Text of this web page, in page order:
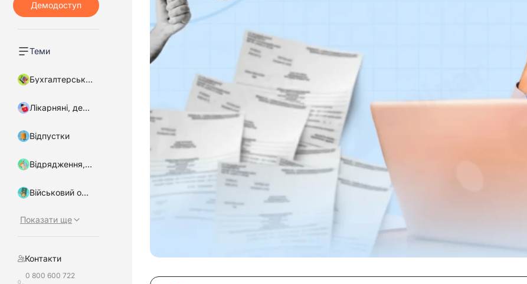
Теми
Бухгалтерський облік
Лікарняні, декретні
Відпустки
Відрядження, підзвітні кошти
Військовий облік, бронювання
Показати ще
Контакти
0 800 600 722